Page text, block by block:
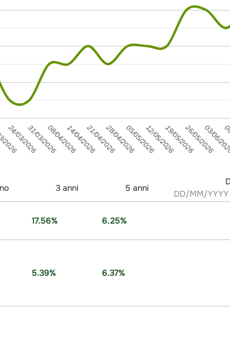
24/03/202631/03/202608/04/202614/04/202621/04/202628/04/202605/05/202612/05/202619/05/202626/05/2026
03/06/
3 anni 5 anni
17.56% 6.25%
5.39% 6.37%